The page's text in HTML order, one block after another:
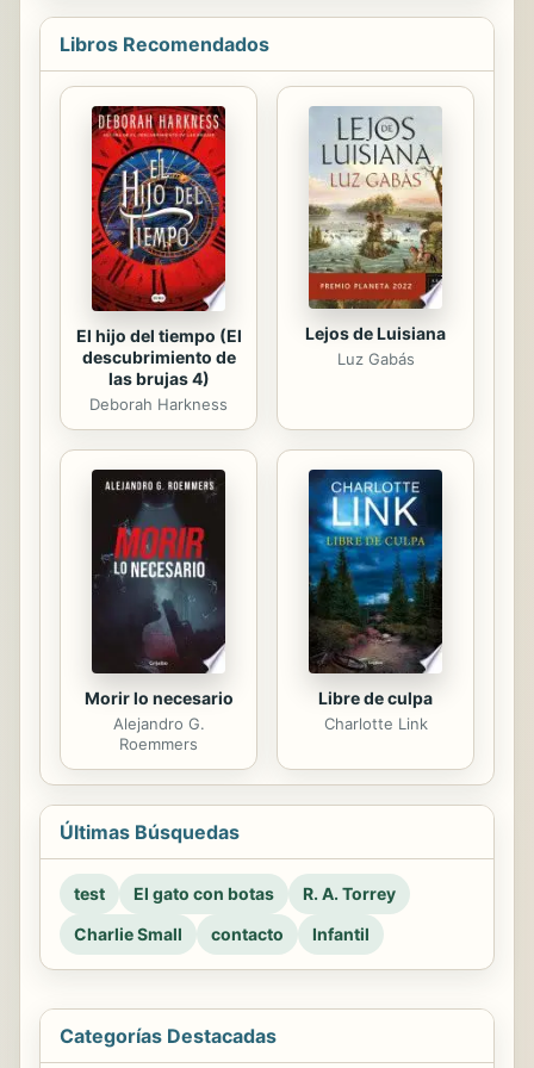
influencia de Chávez después de su
muerte, a través de Maduro. El
intelectual chileno radicado en
Alemania evalúa en este libro la
figura de Henrique Capriles, reseña
la novela Patria o Muerte de Alberto
Berrera Tyszka, plantea los
escenarios electorales, revisa los
posibles efectos del proceso de la
DEA contra dos parientes de...
Libros Recomendados
El hijo del tiempo (El
descubrimiento de
las brujas 4)
Deborah Harkness
Lejos de Luisiana
Luz Gabás
Morir lo necesario
Alejandro G.
Roemmers
Libre de culpa
Charlotte Link
Últimas Búsquedas
test El gato con botas
R. A. Torrey
Charlie Small
contacto Infantil
Categorías Destacadas